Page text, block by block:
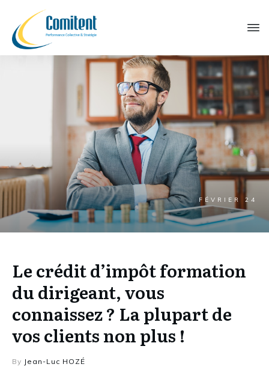
FÉVRIER 24
Le crédit d’impôt formation
du dirigeant, vous
connaissez ? La plupart de
vos clients non plus !
By Jean-Luc HOZÉ